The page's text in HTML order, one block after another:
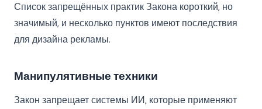
Список запрещённых практик Закона короткий, но
значимый, и несколько пунктов имеют последствия
для дизайна рекламы.
Манипулятивные техники
Закон запрещает системы ИИ, которые применяют